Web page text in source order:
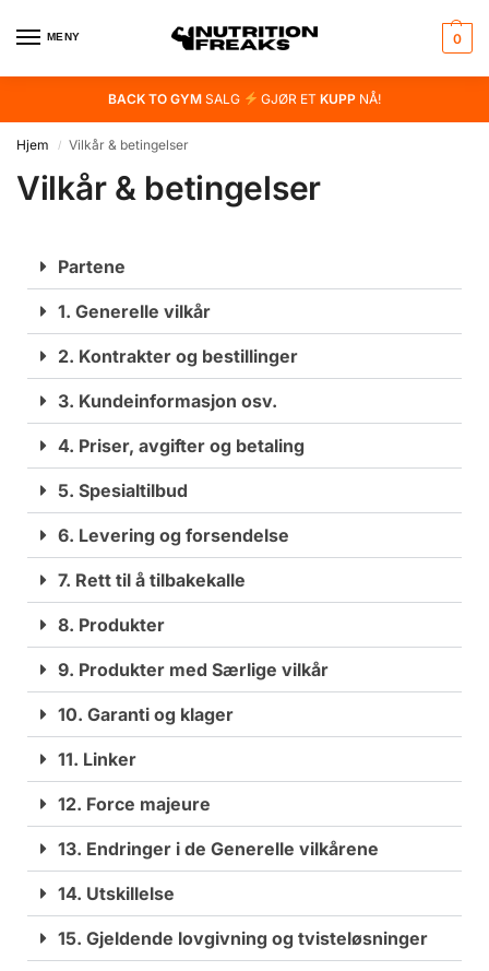
MENY 0
BACK TO GYMSALG GJØR ET KUPP NÅ!
Hjem / Vilkår & betingelser
Vilkår & betingelser
Partene
1. Generelle vilkår
2. Kontrakter og bestillinger
3. Kundeinformasjon osv.
4. Priser, avgifter og betaling
5. Spesialtilbud
6. Levering og forsendelse
7. Rett til å tilbakekalle
8. Produkter
9. Produkter med Særlige vilkår
10. Garanti og klager
11. Linker
12. Force majeure
13. Endringer i de Generelle vilkårene
14. Utskillelse
15. Gjeldende lovgivning og tvisteløsninger